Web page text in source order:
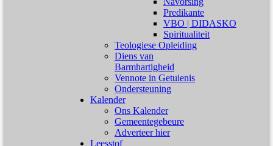
Predikante
VBO | DIDASKO
Spiritualiteit
Teologiese Opleiding
Diens van
Barmhartigheid
Vennote in Getuienis
Ondersteuning
Kalender
Ons Kalender
Gemeentegebeure
Adverteer hier
Leesstof